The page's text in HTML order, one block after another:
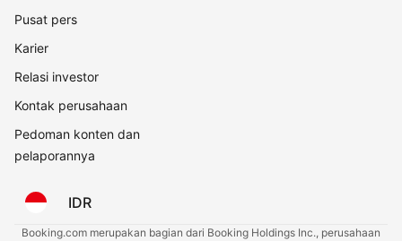
Pusat pers
Karier
Relasi investor
Kontak perusahaan
Pedoman konten dan
pelaporannya
IDR
Booking.com merupakan bagian dari Booking Holdings Inc., perusahaan